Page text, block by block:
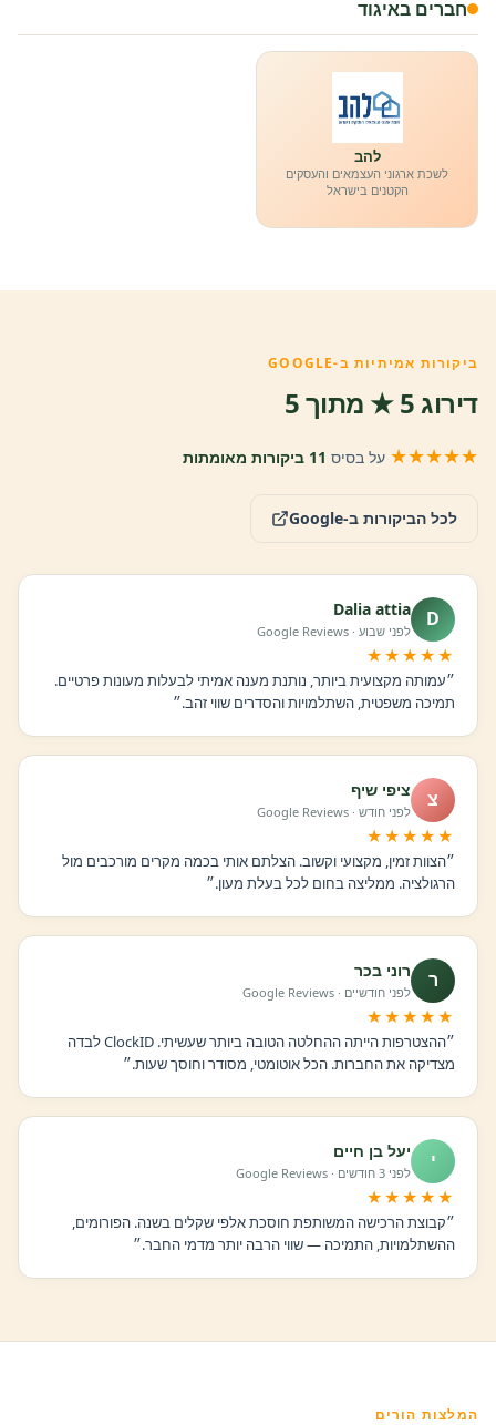
חברים באיגוד
להב
לשכת ארגוני העצמאים והעסקים
הקטנים בישראל
ביקורות אמיתיות ב-GOOGLE
דירוג 5 ★ מתוך 5
★★★★★ על בסיס 11 ביקורות מאומתות
לכל הביקורות ב-Google
D
Dalia attia
לפני שבוע · Google Reviews
★★★★★
״עמותה מקצועית ביותר, נותנת מענה אמיתי לבעלות מעונות פרטיים.
תמיכה משפטית, השתלמויות והסדרים שווי זהב.״
צ ציפי שיף
לפני חודש · Google Reviews
★★★★★
״הצוות זמין, מקצועי וקשוב. הצלתם אותי בכמה מקרים מורכבים מול
הרגולציה. ממליצה בחום לכל בעלת מעון.״
ר רוני בכר
לפני חודשיים · Google Reviews
★★★★★
״ההצטרפות הייתה ההחלטה הטובה ביותר שעשיתי. ClockID לבדה
מצדיקה את החברות. הכל אוטומטי, מסודר וחוסך שעות.״
י יעל בן חיים
לפני 3 חודשים · Google Reviews
★★★★★
״קבוצת הרכישה המשותפת חוסכת אלפי שקלים בשנה. הפורומים,
ההשתלמויות, התמיכה — שווי הרבה יותר מדמי החבר.״
המלצות הורים